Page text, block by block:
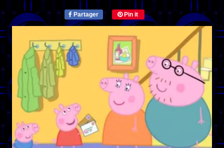
Partager Pin it